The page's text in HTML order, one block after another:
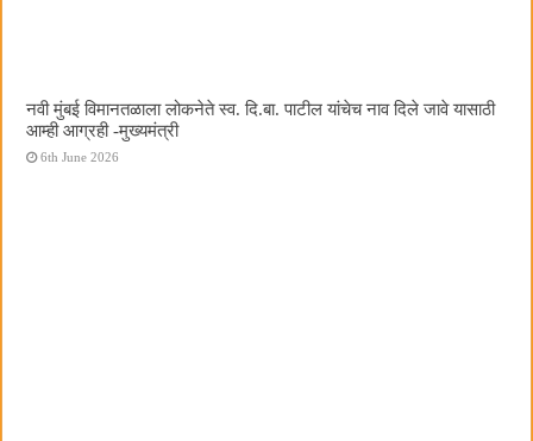
नवी मुंबई विमानतळाला लोकनेते स्व. दि.बा. पाटील यांचेच नाव दिले जावे यासाठी
आम्ही आग्रही -मुख्यमंत्री
6th June 2026